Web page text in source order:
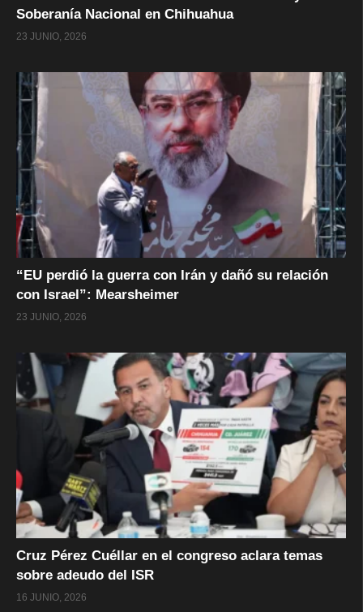
Soberanía Nacional en Chihuahua
23 JUNIO, 2026
“EU perdió la guerra con Irán y dañó su relación
con Israel”: Mearsheimer
23 JUNIO, 2026
Cruz Pérez Cuéllar en el congreso aclara temas
sobre adeudo del ISR
16 JUNIO, 2026